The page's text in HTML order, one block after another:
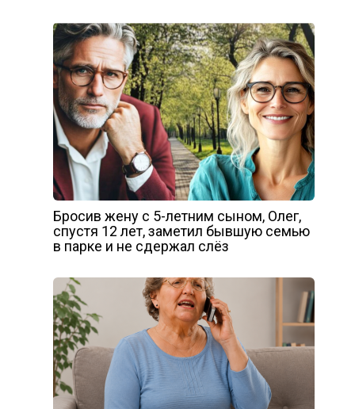
Бросив жену с 5-летним сыном, Олег,
спустя 12 лет, заметил бывшую семью
в парке и не сдержал слёз